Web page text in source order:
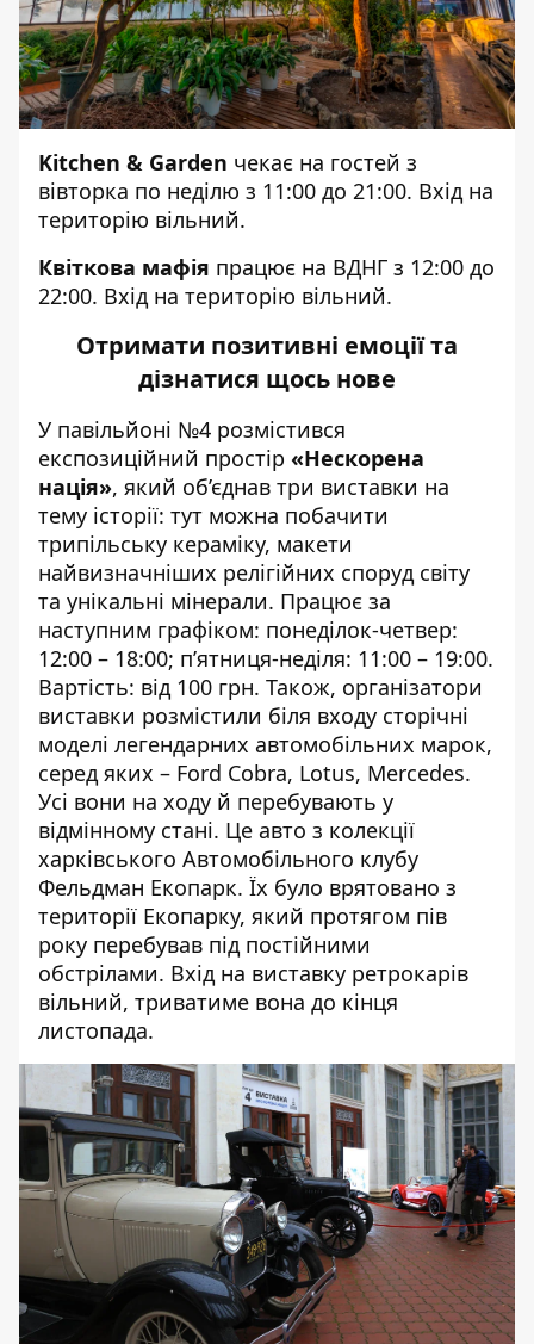
Kitchen & Garden чекає на гостей з
вівторка по неділю з 11:00 до 21:00. Вхід на
територію вільний.
Квіткова мафія працює на ВДНГ з 12:00 до
22:00. Вхід на територію вільний.
Отримати позитивні емоції та
дізнатися щось нове
У павільйоні №4 розмістився
експозиційний простір «Нескорена
нація», який об’єднав три виставки на
тему історії: тут можна побачити
трипільську кераміку, макети
найвизначніших релігійних споруд світу
та унікальні мінерали. Працює за
наступним графіком: понеділок-четвер:
12:00 – 18:00; п’ятниця-неділя: 11:00 – 19:00.
Вартість: від 100 грн. Також, організатори
виставки розмістили біля входу сторічні
моделі легендарних автомобільних марок,
серед яких – Ford Cobra, Lotus, Mercedes.
Усі вони на ходу й перебувають у
відмінному стані. Це авто з колекції
харківського Автомобільного клубу
Фельдман Екопарк. Їх було врятовано з
території Екопарку, який протягом пів
року перебував під постійними
обстрілами. Вхід на виставку ретрокарів
вільний, триватиме вона до кінця
листопада.